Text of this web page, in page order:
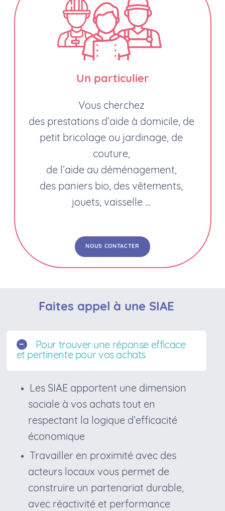
Un particulier
Vous cherchez
des prestations d’aide à domicile, de
petit bricolage ou jardinage, de
couture,
de l’aide au déménagement,
des paniers bio, des vêtements,
jouets, vaisselle …
NOUS CONTACTER
Faites appel à une SIAE
Pour trouver une réponse efficace
et pertinente pour vos achats
Les SIAE apportent une dimension
sociale à vos achats tout en
respectant la logique d’efficacité
économique
Travailler en proximité avec des
acteurs locaux vous permet de
construire un partenariat durable,
avec réactivité et performance